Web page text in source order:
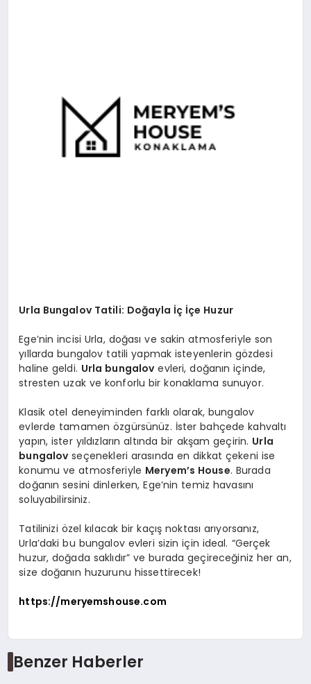
Urla Bungalov Tatili: Doğayla İç İçe Huzur
Ege’nin incisi Urla, doğası ve sakin atmosferiyle son
yıllarda bungalov tatili yapmak isteyenlerin gözdesi
haline geldi. Urla bungalov evleri, doğanın içinde,
stresten uzak ve konforlu bir konaklama sunuyor.
Klasik otel deneyiminden farklı olarak, bungalov
evlerde tamamen özgürsünüz. İster bahçede kahvaltı
yapın, ister yıldızların altında bir akşam geçirin. Urla
bungalov seçenekleri arasında en dikkat çekeni ise
konumu ve atmosferiyle Meryem’s House. Burada
doğanın sesini dinlerken, Ege’nin temiz havasını
soluyabilirsiniz.
Tatilinizi özel kılacak bir kaçış noktası arıyorsanız,
Urla’daki bu bungalov evleri sizin için ideal. “Gerçek
huzur, doğada saklıdır” ve burada geçireceğiniz her an,
size doğanın huzurunu hissettirecek!
https://meryemshouse.com
Benzer Haberler